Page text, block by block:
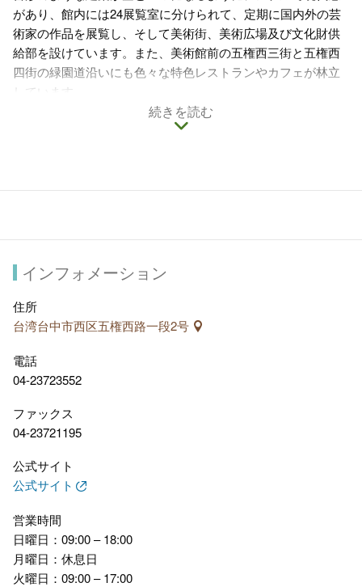
があり、館内には24展覧室に分けられて、定期に国内外の芸
術家の作品を展覧し、そして美術街、美術広場及び文化財供
給部を設けています。また、美術館前の五権西三街と五権西
四街の緑園道沿いにも色々な特色レストランやカフェが林立
しています。
続きを読む
インフォメーション
住所
台湾台中市西区五権西路一段2号
電話
04-23723552
ファックス
04-23721195
公式サイト
公式サイト
営業時間
日曜日：09:00 – 18:00
月曜日：休息日
火曜日：09:00 – 17:00